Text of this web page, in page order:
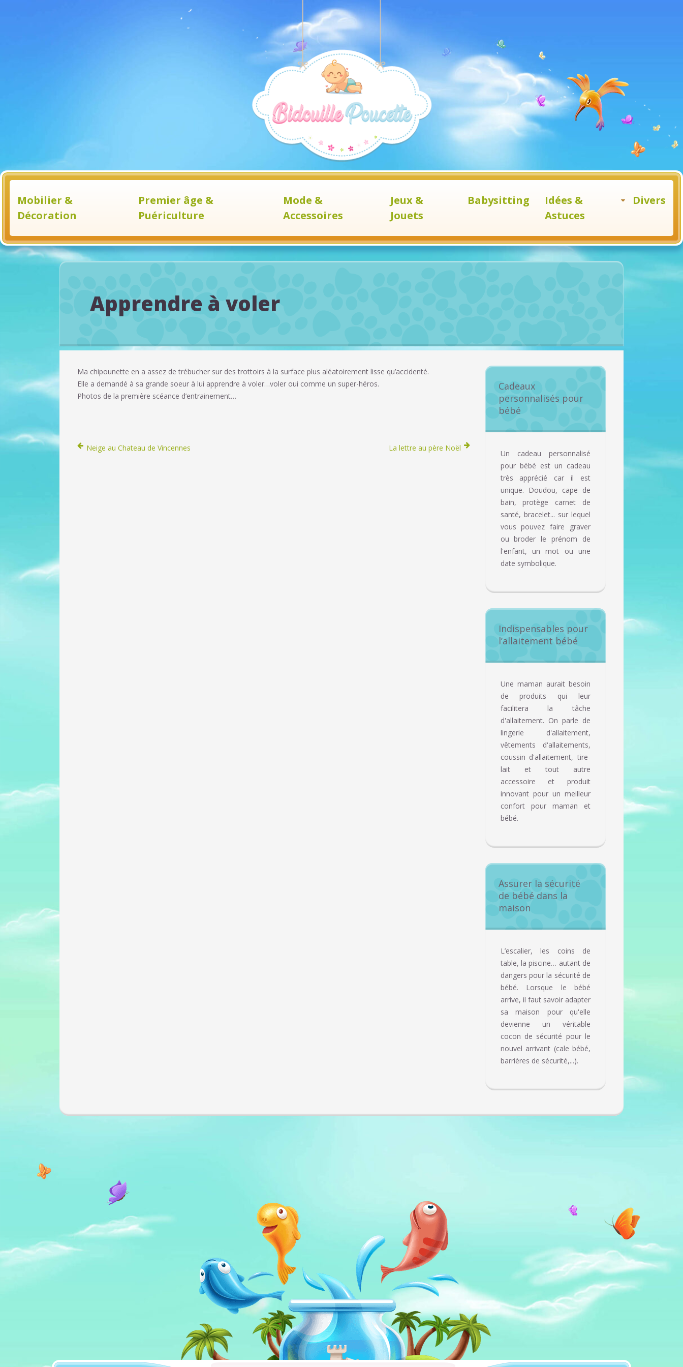
Mobilier &
Décoration
Premier âge &
Puériculture
Mode &
Accessoires
Jeux &
Jouets
Babysitting
Idées &
Astuces
Divers
Apprendre à voler
Ma chipounette en a assez de trébucher sur des trottoirs à la surface plus aléatoirement lisse qu’accidenté.
Elle a demandé à sa grande soeur à lui apprendre à voler…voler oui comme un super-héros.
Photos de la première scéance d’entrainement…
Neige au Chateau de Vincennes La lettre au père Noël
Cadeaux
personnalisés pour
bébé
Un cadeau personnalisé
pour bébé est un cadeau
très apprécié car il est
unique. Doudou, cape de
bain, protège carnet de
santé, bracelet... sur lequel
vous pouvez faire graver
ou broder le prénom de
l'enfant, un mot ou une
date symbolique.
Indispensables pour
l’allaitement bébé
Une maman aurait besoin
de produits qui leur
facilitera la tâche
d'allaitement. On parle de
lingerie d'allaitement,
vêtements d'allaitements,
coussin d'allaitement, tire-
lait et tout autre
accessoire et produit
innovant pour un meilleur
confort pour maman et
bébé.
Assurer la sécurité
de bébé dans la
maison
L’escalier, les coins de
table, la piscine… autant de
dangers pour la sécurité de
bébé. Lorsque le bébé
arrive, il faut savoir adapter
sa maison pour qu'elle
devienne un véritable
cocon de sécurité pour le
nouvel arrivant (cale bébé,
barrières de sécurité,...).